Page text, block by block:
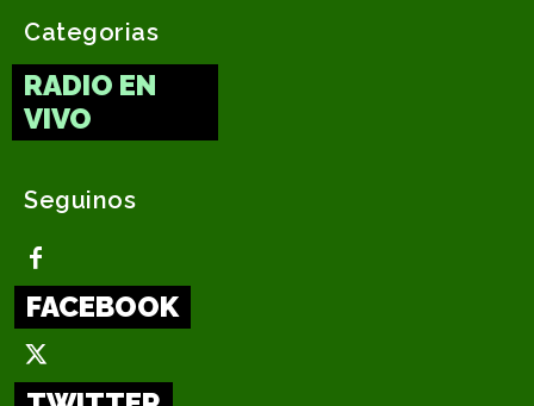
Categorias
RADIO EN
VIVO
Seguinos
FACEBOOK